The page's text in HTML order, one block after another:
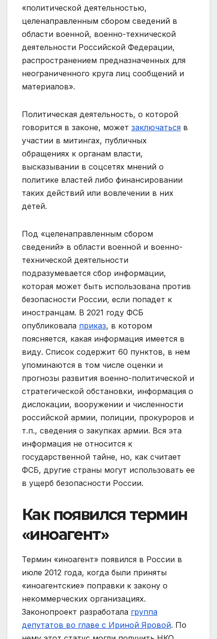
«политической деятельностью,
целенаправленным сбором сведений в
области военной, военно-технической
деятельности Российской Федерации,
распространением предназначенных для
неограниченного круга лиц сообщений и
материалов».
Политическая деятельность, о которой
говорится в законе, может заключаться в
участии в митингах, публичных
обращениях к органам власти,
высказывании в соцсетях мнений о
политике властей либо финансировании
таких действий или вовлечении в них
детей.
Под «целенаправленным сбором
сведений» в области военной и военно-
технической деятельности
подразумевается сбор информации,
которая может быть использована против
безопасности России, если попадет к
иностранцам. В 2021 году ФСБ
опубликовала приказ, в котором
поясняется, какая информация имеется в
виду. Список содержит 60 пунктов, в нем
упоминаются в том числе оценки и
прогнозы развития военно-политической и
стратегической обстановки, информация о
дислокации, вооружении и численности
российской армии, полиции, прокуроров и
т.п., сведения о закупках армии. Вся эта
информация не относится к
государственной тайне, но, как считает
ФСБ, другие страны могут использовать ее
в ущерб безопасности России.
Как появился термин
«иноагент»
Термин «иноагент» появился в России в
июле 2012 года, когда были приняты
«иноагентские» поправки к закону о
некоммерческих организациях.
Законопроект разработала группа
депутатов во главе с Ириной Яровой. По